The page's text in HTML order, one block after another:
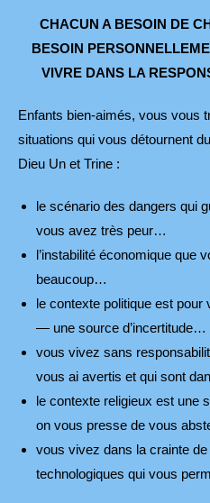
CHACUN A BESOIN DE
BESOIN
VIVRE DANS LA
Enfants bien-aimés, vous vous
situations qui vous détournent
Dieu Un et Trine :
le scénario des dangers qui
vous avez très peur…
l’instabilité économique que
beaucoup…
le contexte politique est
— une source d’incertitude…
vous vivez sans
vous ai avertis et qui sont
le contexte religieux est une
on vous presse de vous
vous vivez dans la crainte
technologiques qui vous